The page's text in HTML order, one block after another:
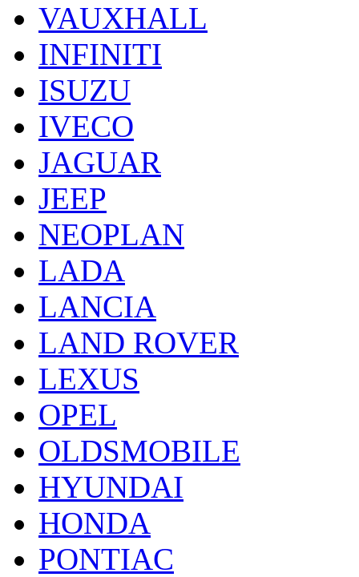
VAUXHALL
INFINITI
ISUZU
IVECO
JAGUAR
JEEP
NEOPLAN
LADA
LANCIA
LAND ROVER
LEXUS
OPEL
OLDSMOBILE
HYUNDAI
HONDA
PONTIAC